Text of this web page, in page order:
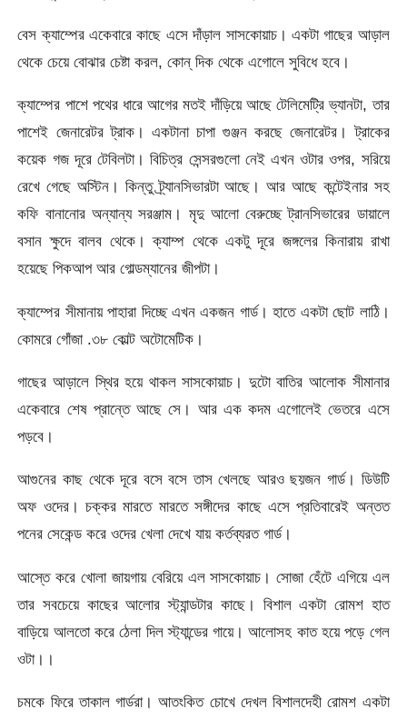
বেস ক্যাম্পের একেবারে কাছে এসে দাঁড়াল সাসকোয়াচ। একটা গাছের আড়াল
থেকে চেয়ে বোঝার চেষ্টা করল, কোন্ দিক থেকে এগোলে সুবিধে হবে।
ক্যাম্পের পাশে পথের ধারে আগের মতই দাঁড়িয়ে আছে টেলিমেট্রি ভ্যানটা, তার
পাশেই জেনারেটর ট্রাক। একটানা চাপা গুঞ্জন করছে জেনারেটর। ট্রাকের
কয়েক গজ দূরে টেবিলটা। বিচিত্র সেন্সরগুলো নেই এখন ওটার ওপর, সরিয়ে
রেখে গেছে অস্টিন। কিন্তু ট্র্যানসিভারটা আছে। আর আছে কন্টেইনার সহ
কফি বানানোর অন্যান্য সরঞ্জাম। মৃদু আলো বেরুচ্ছে ট্রানসিভারের ডায়ালে
বসান ক্ষুদে বালব থেকে। ক্যাম্প থেকে একটু দূরে জঙ্গলের কিনারায় রাখা
হয়েছে পিকআপ আর গোল্ডম্যানের জীপটা।
ক্যাম্পের সীমানায় পাহারা দিচ্ছে এখন একজন গার্ড। হাতে একটা ছোট লাঠি।
কোমরে গোঁজা .৩৮ কোল্ট অটোমেটিক।
গাছের আড়ালে স্থির হয়ে থাকল সাসকোয়াচ। দুটো বাতির আলোক সীমানার
একেবারে শেষ প্রান্তে আছে সে। আর এক কদম এগোলেই ভেতরে এসে
পড়বে।
আগুনের কাছ থেকে দূরে বসে বসে তাস খেলছে আরও ছয়জন গার্ড। ডিউটি
অফ ওদের। চক্কর মারতে মারতে সঙ্গীদের কাছে এসে প্রতিবারেই অন্তত
পনের সেকেন্ড করে ওদের খেলা দেখে যায় কর্তব্যরত গার্ড।
আস্তে করে খোলা জায়গায় বেরিয়ে এল সাসকোয়াচ। সোজা হেঁটে এগিয়ে এল
তার সবচেয়ে কাছের আলোর স্ট্যান্ডটার কাছে। বিশাল একটা রোমশ হাত
বাড়িয়ে আলতো করে ঠেলা দিল স্ট্যান্ডের গায়ে। আলোসহ কাত হয়ে পড়ে গেল
ওটা।।
চমকে ফিরে তাকাল গার্ডরা। আতংকিত চোখে দেখল বিশালদেহী রোমশ একটা